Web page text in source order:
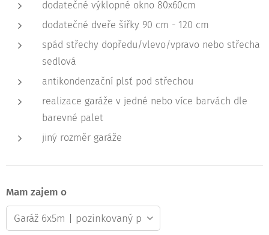
dodatečné výklopné okno 80x60cm
dodatečné dveře šířky 90 cm - 120 cm
spád střechy dopředu/vlevo/vpravo nebo střecha
sedlová
antikondenzační plsť pod střechou
realizace garáže v jedné nebo více barvách dle
barevné palet
jiný rozměr garáže
Mam zajem o